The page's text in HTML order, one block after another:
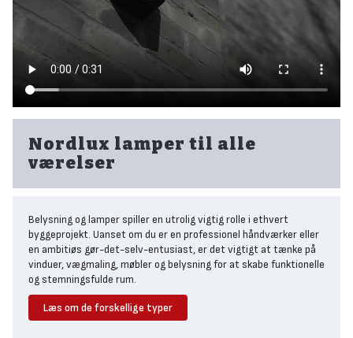
Nordlux lamper til alle
værelser
Belysning og lamper spiller en utrolig vigtig rolle i ethvert
byggeprojekt. Uanset om du er en professionel håndværker eller
en ambitiøs gør-det-selv-entusiast, er det vigtigt at tænke på
vinduer, vægmaling, møbler og belysning for at skabe funktionelle
og stemningsfulde rum.
Derfor er det også af stor betydning at vælge klassiske og
funktionelle lamper til soveværelset, spisebordet eller
Læs om de forskellige typer